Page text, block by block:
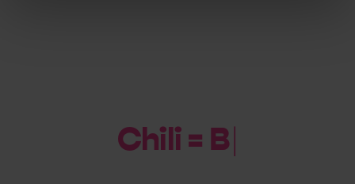
Chili = Bill